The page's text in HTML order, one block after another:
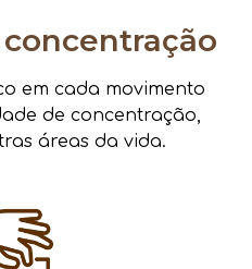
em cada movimento
de concentração,
áreas da vida.